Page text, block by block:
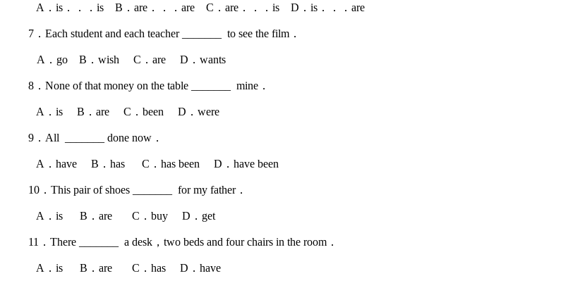
A．is．．．is B．are．．．are C．are．．．is D．is．．．are
7．Each student and each teacher _______ to see the film．
A．go B．wish C．are D．wants
8．None of that money on the table _______ mine．
A．is B．are C．been D．were
9．All _______ done now．
A．have B．has C．has been D．have been
10．This pair of shoes _______ for my father．
A．is B．are C．buy D．get
11．There _______ a desk，two beds and four chairs in the room．
A．is B．are C．has D．have